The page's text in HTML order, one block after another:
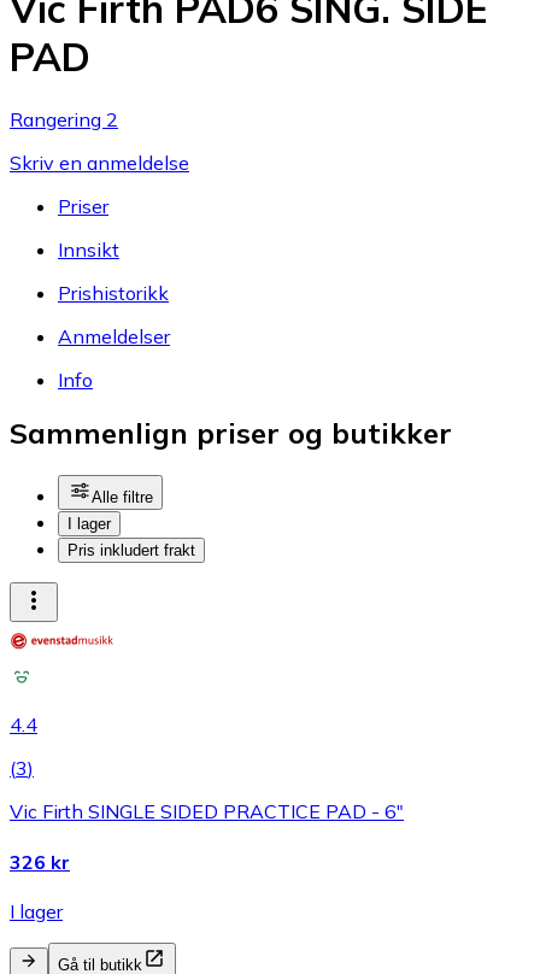
PAD
Rangering 2
Skriv en anmeldelse
Priser
Innsikt
Prishistorikk
Anmeldelser
Info
Sammenlign priser og butikker
Alle filtre
I lager
Pris inkludert frakt
4.4
(3)
Vic Firth SINGLE SIDED PRACTICE PAD - 6"
326 kr
I lager
Gå til butikk